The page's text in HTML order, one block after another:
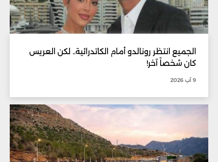
الجميع انتظر رونالدو أمام الكاتدرائية.. لكن العريس
كان شخصاً آخر!
9 آب 2026